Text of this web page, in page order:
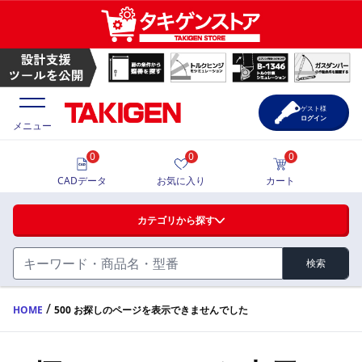
ハンドル・取手・つまみ・周辺機器
FA・A
蝶番・ステー・周辺機器
価格一覧
製品カタログ
メニュー
カテゴリから探す
検索
0
CADデータ
0
お気に入り
0
カート
ゲスト様
ログイン
HOME / 500 お探しのページを表示できませんでした